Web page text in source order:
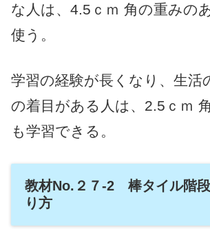
な人は、4.5ｃｍ 角の重みの
使う。
学習の経験が長くなり、生活
の着目がある人は、2.5ｃｍ
も学習できる。
教材No.２７-2 棒タイル階
り方